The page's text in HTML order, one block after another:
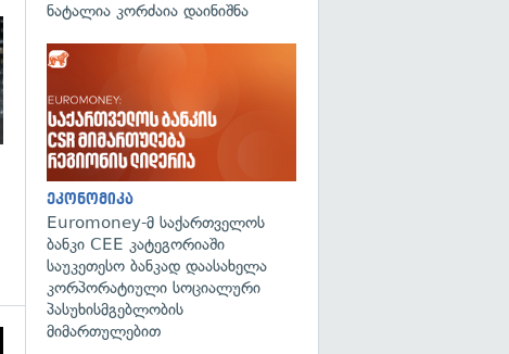
ნატალია კორძაია დაინიშნა
ეკონომიკა
Euromoney-მ საქართველოს
ბანკი CEE კატეგორიაში
საუკეთესო ბანკად დაასახელა
კორპორატიული სოციალური
პასუხისმგებლობის
მიმართულებით